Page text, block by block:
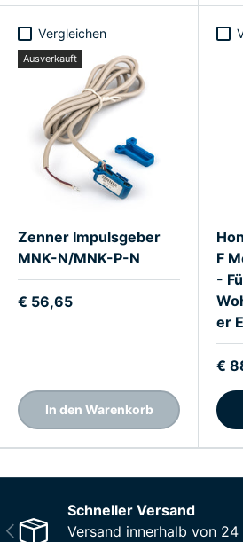
Vergleichen
Ausverkauft
Zenner Impulsgeber
MNK-N/MNK-P-N
€ 56,65
In den Warenkorb
F
-
er
€
Vorherige
Schneller Versand
Versand innerhalb von 24